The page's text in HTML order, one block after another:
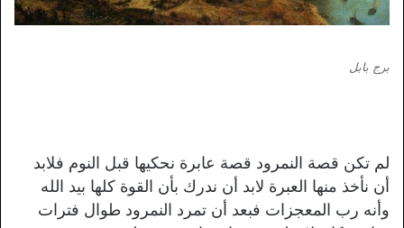
برج بابل
لم تكن قصة النمرود قصة عابرة نحكيها قبل النوم فلابد
أن نأخذ منها العبرة لابد أن ندرك بأن القوة كلها بيد الله
وأنه رب المعجزات فبعد أن تمرد النمرود طوال فترات